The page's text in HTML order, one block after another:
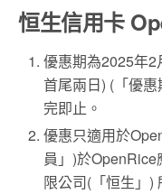
恒生信用卡
優惠期為2025年
首尾兩日) (「優
完即止。
優惠只適用於
員」)於
限公司(「恒生」)